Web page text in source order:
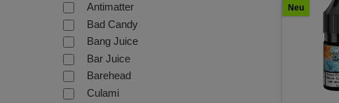
Antimatter
Bad Candy
Bang Juice
Bar Juice
Barehead
Culami
Neu